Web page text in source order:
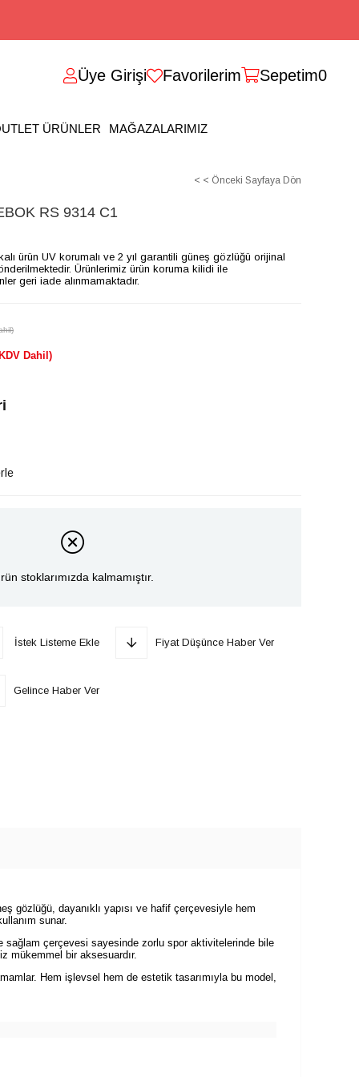
Üye Girişi Favorilerim Sepetim0
ÜRÜNLER MAĞAZALARIMIZ
< < Önceki Sayfaya Dön
RS 9314 C1
ürün UV korumalı ve 2 yıl garantili güneş gözlüğü orijinal
Ürünlerimiz ürün koruma kilidi ile
geri iade alınmamaktadır.
Dahil)
stoklarımızda kalmamıştır.
İstek Listeme Ekle Fiyat Düşünce Haber Ver
Gelince Haber Ver
gözlüğü, dayanıklı yapısı ve hafif çerçevesiyle hem
sunar.
sağlam çerçevesi sayesinde zorlu spor aktivitelerinde bile
mükemmel bir aksesuardır.
Hem işlevsel hem de estetik tasarımıyla bu model,